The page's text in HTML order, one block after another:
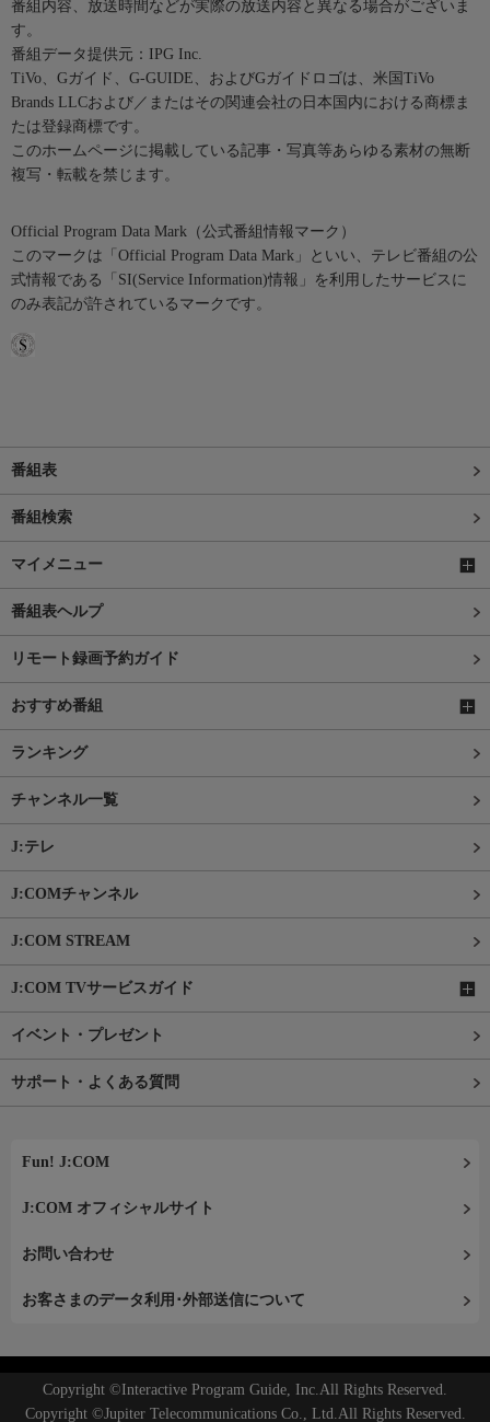
番組内容、放送時間などが実際の放送内容と異なる場合がございま
す。
番組データ提供元：IPG Inc.
TiVo、Gガイド、G-GUIDE、およびGガイドロゴは、米国TiVo
Brands LLCおよび／またはその関連会社の日本国内における商標ま
たは登録商標です。
このホームページに掲載している記事・写真等あらゆる素材の無断
複写・転載を禁じます。
Official Program Data Mark（公式番組情報マーク）
このマークは「Official Program Data Mark」といい、テレビ番組の公
式情報である「SI(Service Information)情報」を利用したサービスに
のみ表記が許されているマークです。
番組表
番組検索
マイメニュー
番組表ヘルプ
リモート録画予約ガイド
おすすめ番組
ランキング
チャンネル一覧
J:テレ
J:COMチャンネル
J:COM STREAM
J:COM TVサービスガイド
イベント・プレゼント
サポート・よくある質問
Fun! J:COM
J:COM オフィシャルサイト
お問い合わせ
お客さまのデータ利用･外部送信について
Copyright ©Interactive Program Guide, Inc.All Rights Reserved.
Copyright ©Jupiter Telecommunications Co., Ltd.All Rights Reserved.